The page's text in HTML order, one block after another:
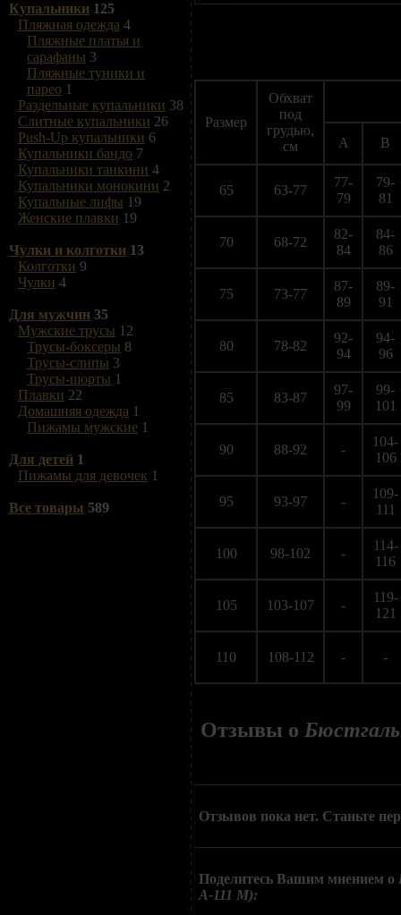
Купальники 125
Пляжная одежда 4
Пляжные платья и
сарафаны 3
Пляжные туники и
парео 1
Раздельные купальники 38
Слитные купальники 26
Push-Up купальники 6
Купальники бандо 7
Купальники танкини 4
Купальники монокини 2
Купальные лифы 19
Женские плавки 19
Чулки и колготки 13
Колготки 9
Чулки 4
Для мужчин 35
Мужские трусы 12
Трусы-боксеры 8
Трусы-слипы 3
Трусы-шорты 1
Плавки 22
Домашняя одежда 1
Пижамы мужские 1
Для детей 1
Пижамы для девочек 1
Все товары 589
Размер
Обхват
под
грудью,
см
A B
65 63-77
77-
79
79-
81
70 68-72
82-
84
84-
86
75 73-77
87-
89
89-
91
80 78-82
92-
94
94-
96
85 83-87
97-
99
99-
101
90 88-92 -
104-
106
95 93-97 -
109-
111
100 98-102 -
114-
116
105 103-107 -
119-
121
110 108-112 - -
Отзывы о
Отзывов пока нет. Станьте
Поделитесь Вашим мнением о
A-111 M):